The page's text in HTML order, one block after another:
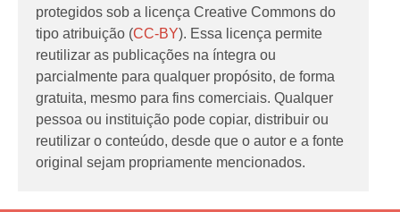
protegidos sob a licença Creative Commons do
tipo atribuição (CC-BY). Essa licença permite
reutilizar as publicações na íntegra ou
parcialmente para qualquer propósito, de forma
gratuita, mesmo para fins comerciais. Qualquer
pessoa ou instituição pode copiar, distribuir ou
reutilizar o conteúdo, desde que o autor e a fonte
original sejam propriamente mencionados.